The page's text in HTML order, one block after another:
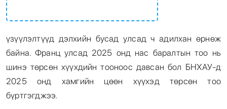
үзүүлэлтүүд дэлхийн бусад улсад ч адилхан өрнөж
байна. Франц улсад 2025 онд нас баралтын тоо нь
шинэ төрсөн хүүхдийн тооноос давсан бол БНХАУ-д
2025 онд хамгийн цөөн хүүхэд төрсөн тоо
бүртгэгджээ.